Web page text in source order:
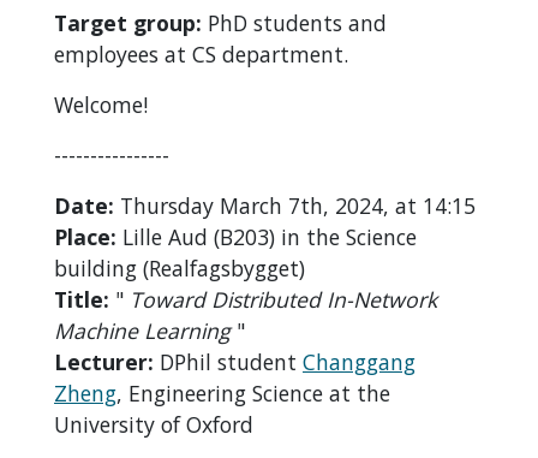
Target group: PhD students and
employees at CS department.
Welcome!
----------------
Date: Thursday March 7th, 2024, at 14:15
Place: Lille Aud (B203) in the Science
building (Realfagsbygget)
Title: " Toward Distributed In-Network
Machine Learning"
Lecturer: DPhil student Changgang
Zheng, Engineering Science at the
University of Oxford